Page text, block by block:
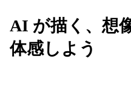
AI が描く、想
体感しよう